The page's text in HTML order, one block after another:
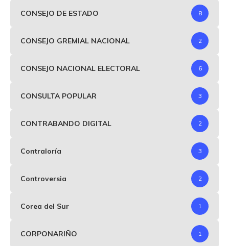
CONSEJO DE ESTADO 8
CONSEJO GREMIAL NACIONAL 2
CONSEJO NACIONAL ELECTORAL 6
CONSULTA POPULAR 3
CONTRABANDO DIGITAL 2
Contraloría 3
Controversia 2
Corea del Sur 1
CORPONARIÑO 1